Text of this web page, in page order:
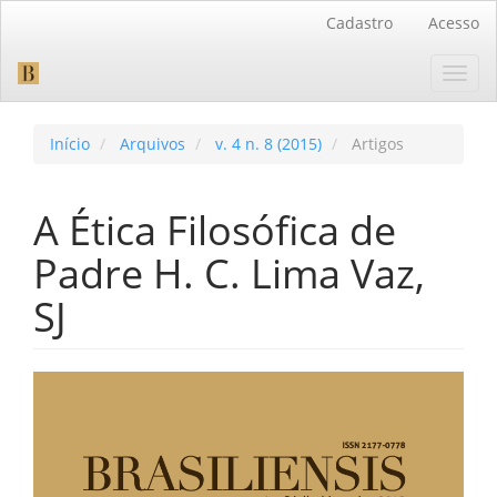
Barra
Cadastro Acesso
Início Arquivos v. 4 n. 8 (2015) Artigos
A Ética Filosófica de
Padre H. C. Lima Vaz,
SJ